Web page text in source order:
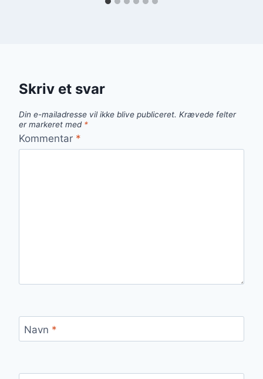
Skriv et svar
Din e-mailadresse vil ikke blive publiceret. Krævede felter
er markeret med *
Kommentar *
Navn *